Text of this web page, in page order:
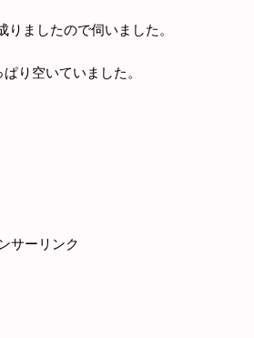
ましたので伺いました。
り空いていました。
サーリンク